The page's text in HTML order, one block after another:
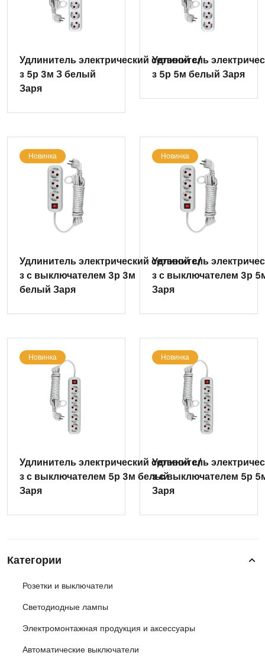
Удлинитель электрический сетевой с/
з 5р 3м З белый
Заря
Удлинитель
з 5р 5м белый Заря
Новинка
Удлинитель электрический сетевой с/
з с выключателем 3р 3м
белый Заря
Новинка
Удлинитель
з с выключателем 3р
Заря
Новинка
Удлинитель электрический сетевой с/
з с выключателем 5р 3м белый
Заря
Новинка
Удлинитель
з с выключателем 5р
Заря
Категории
Розетки и выключатели
Светодиодные лампы
Электромонтажная продукция и аксессуары
Автоматические выключатели